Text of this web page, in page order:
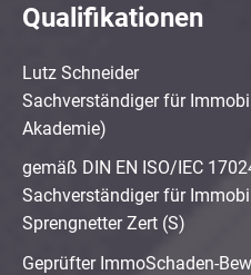
Qualifikationen
Lutz Schneider
Sachverständiger für
Akademie)
gemäß DIN EN ISO/IEC
Sachverständiger für
Sprengnetter Zert (S)
Geprüfter ImmoSchaden-